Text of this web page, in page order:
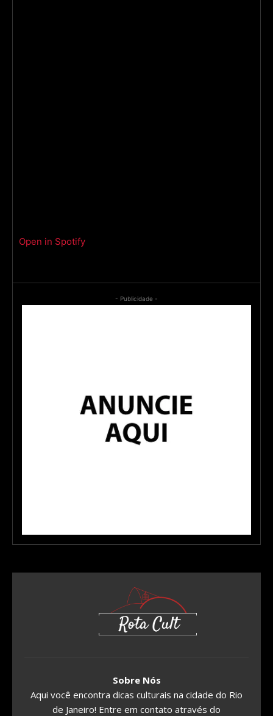
Open in Spotify
- Publicidade -
Sobre Nós
Aqui você encontra dicas culturais na cidade do Rio
de Janeiro! Entre em contato através do